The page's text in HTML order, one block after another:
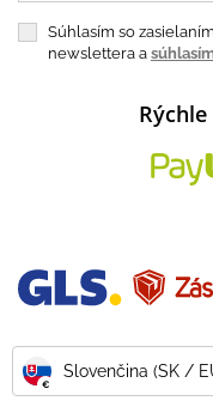
Súhlasím so
newslettera a
€
Slovenčina (SK /